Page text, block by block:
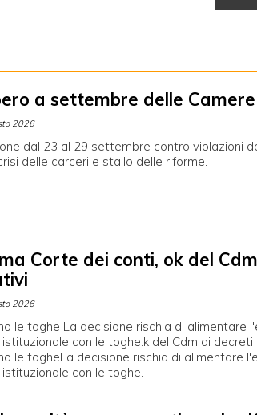
a settembre delle
2026
dal 23 al 29 settembre contro violazioni
delle carceri e stallo delle riforme.
Corte dei conti, ok del
2026
le toghe La decisione rischia di alimentare
con le toghe.k del Cdm ai
le togheLa decisione rischia di alimentare
con le toghe.